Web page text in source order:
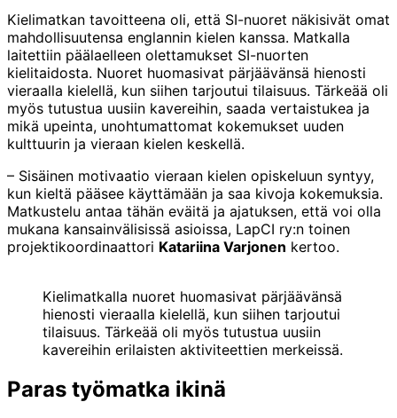
Kielimatkan tavoitteena oli, että SI-nuoret näkisivät omat
mahdollisuutensa englannin kielen kanssa. Matkalla
laitettiin päälaelleen olettamukset SI-nuorten
kielitaidosta. Nuoret huomasivat pärjäävänsä hienosti
vieraalla kielellä, kun siihen tarjoutui tilaisuus. Tärkeää oli
myös tutustua uusiin kavereihin, saada vertaistukea ja
mikä upeinta, unohtumattomat kokemukset uuden
kulttuurin ja vieraan kielen keskellä.
– Sisäinen motivaatio vieraan kielen opiskeluun syntyy,
kun kieltä pääsee käyttämään ja saa kivoja kokemuksia.
Matkustelu antaa tähän eväitä ja ajatuksen, että voi olla
mukana kansainvälisissä asioissa, LapCI ry:n toinen
projektikoordinaattori Katariina Varjonen kertoo.
Kielimatkalla nuoret huomasivat pärjäävänsä
hienosti vieraalla kielellä, kun siihen tarjoutui
tilaisuus. Tärkeää oli myös tutustua uusiin
kavereihin erilaisten aktiviteettien merkeissä.
Paras työmatka ikinä